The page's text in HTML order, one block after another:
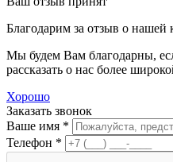
Благодарим за отзыв о нашей
Мы будем Вам благодарны,
рассказать о нас более
Хорошо
Заказать звонок
Ваше имя *
Телефон *